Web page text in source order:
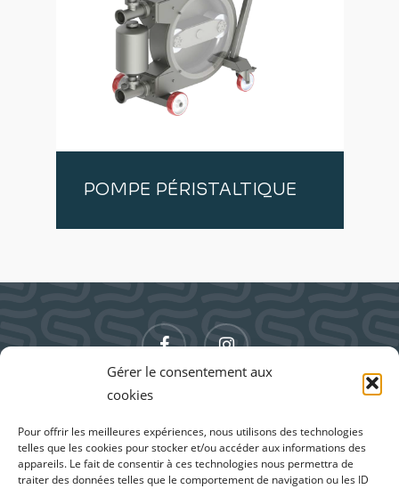
Gérer le consentement aux
cookies
Pour offrir les meilleures expériences, nous utilisons des technologies
telles que les cookies pour stocker et/ou accéder aux informations des
appareils. Le fait de consentir à ces technologies nous permettra de
traiter des données telles que le comportement de navigation ou les ID
POMPE PÉRISTALTIQUE
facebook instagram